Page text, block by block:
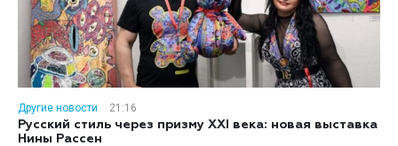
Другие новости
21:16
Русский стиль через призму XXI века: новая выставка
Нины Рассен